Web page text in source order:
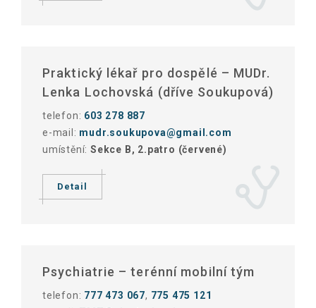
Praktický lékař pro dospělé – MUDr.
Lenka Lochovská (dříve Soukupová)
telefon: 603 278 887
e-mail: mudr.soukupova@gmail.com
umístění: Sekce B, 2.patro (červené)
Detail
Psychiatrie – terénní mobilní tým
telefon: 777 473 067, 775 475 121